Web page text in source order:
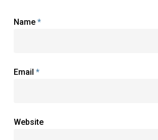
Name *
Email *
Website